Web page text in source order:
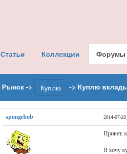
Статьи Коллекции Форумы
Рынок -> Куплю -> Куплю
spongebob 2014-07-
Привет,
Я хочу